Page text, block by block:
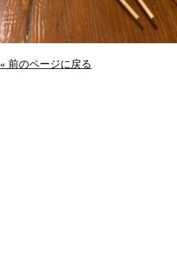
« 前のページに戻る